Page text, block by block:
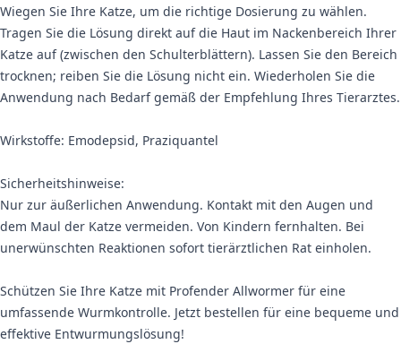
Wiegen Sie Ihre Katze, um die richtige Dosierung zu wählen.
Tragen Sie die Lösung direkt auf die Haut im Nackenbereich Ihrer
Katze auf (zwischen den Schulterblättern). Lassen Sie den Bereich
trocknen; reiben Sie die Lösung nicht ein. Wiederholen Sie die
Anwendung nach Bedarf gemäß der Empfehlung Ihres Tierarztes.
Wirkstoffe: Emodepsid, Praziquantel
Sicherheitshinweise:
Nur zur äußerlichen Anwendung. Kontakt mit den Augen und
dem Maul der Katze vermeiden. Von Kindern fernhalten. Bei
unerwünschten Reaktionen sofort tierärztlichen Rat einholen.
Schützen Sie Ihre Katze mit Profender Allwormer für eine
umfassende Wurmkontrolle. Jetzt bestellen für eine bequeme und
effektive Entwurmungslösung!